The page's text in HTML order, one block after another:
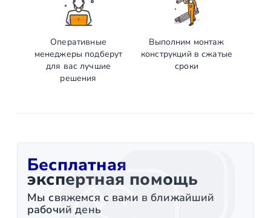
Оперативные
менеджеры подберут
для вас лучшие
решения
Выполним монтаж
конструкций в сжатые
сроки
Бесплатная
экспертная помощь
Мы свяжемся с вами в ближайший
рабочий день